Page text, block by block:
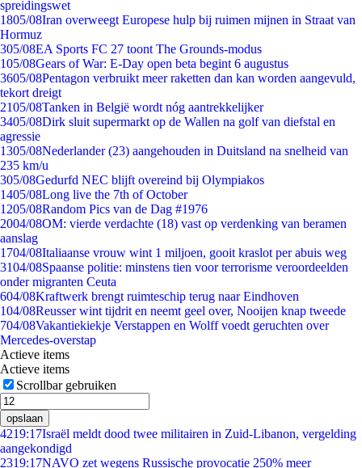
spreidingswet
1805/08Iran overweegt Europese hulp bij ruimen mijnen in Straat van
Hormuz
305/08EA Sports FC 27 toont The Grounds-modus
105/08Gears of War: E-Day open beta begint 6 augustus
3605/08Pentagon verbruikt meer raketten dan kan worden aangevuld,
tekort dreigt
2105/08Tanken in België wordt nóg aantrekkelijker
3405/08Dirk sluit supermarkt op de Wallen na golf van diefstal en
agressie
1305/08Nederlander (23) aangehouden in Duitsland na snelheid van
235 km/u
305/08Gedurfd NEC blijft overeind bij Olympiakos
1405/08Long live the 7th of October
1205/08Random Pics van de Dag #1976
2004/08OM: vierde verdachte (18) vast op verdenking van beramen
aanslag
1704/08Italiaanse vrouw wint 1 miljoen, gooit kraslot per abuis weg
3104/08Spaanse politie: minstens tien voor terrorisme veroordeelden
onder migranten Ceuta
604/08Kraftwerk brengt ruimteschip terug naar Eindhoven
104/08Reusser wint tijdrit en neemt geel over, Nooijen knap tweede
704/08Vakantiekiekje Verstappen en Wolff voedt geruchten over
Mercedes-overstap
Actieve items
Actieve items
Scrollbar gebruiken
opslaan
4219:17Israël meldt dood twee militairen in Zuid-Libanon, vergelding
aangekondigd
2319:17NAVO zet wegens Russische provocatie 250% meer